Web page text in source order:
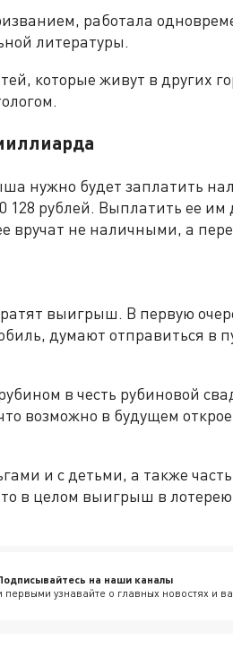
работала
литературы.
которые живут в других
нужно будет заплатить
128 рублей. Выплатить ее
вручат не наличными, а
выигрыш. В первую
думают отправиться в
в честь рубиновой
возможно в будущем
и с детьми, а также
в целом выигрыш в
на наши каналы
первыми узнавайте о главных новостях и